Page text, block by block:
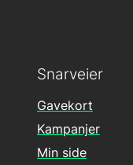
Snarveier
Gavekort
Kampanjer
Min side